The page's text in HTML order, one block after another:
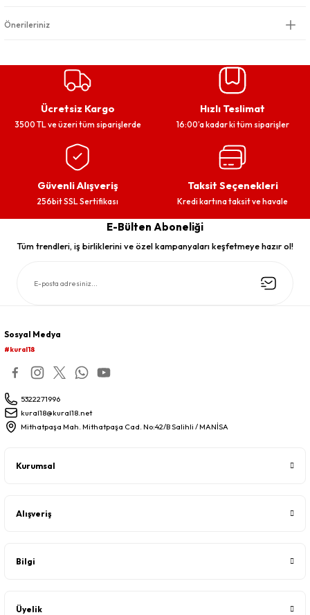
Önerileriniz
Ücretsiz Kargo
3500 TL ve üzeri tüm siparişlerde
Hızlı Teslimat
16:00’a kadar ki tüm siparişler
Güvenli Alışveriş
256bit SSL Sertifikası
Taksit Seçenekleri
Kredi kartına taksit ve havale
E-Bülten Aboneliği
Tüm trendleri, iş birliklerini ve özel kampanyaları keşfetmeye hazır ol!
Sosyal Medya
#kural18
5322271996
kural18@kural18.net
Mithatpaşa Mah. Mithatpaşa Cad. No:42/B Salihli / MANİSA
Kurumsal
Alışveriş
Bilgi
Üyelik